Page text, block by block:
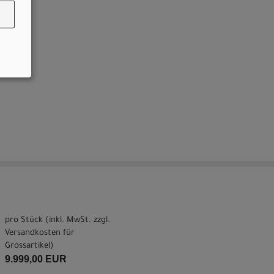
pro Stück (inkl. MwSt. zzgl.
Versandkosten für
Grossartikel )
9.999,00 EUR